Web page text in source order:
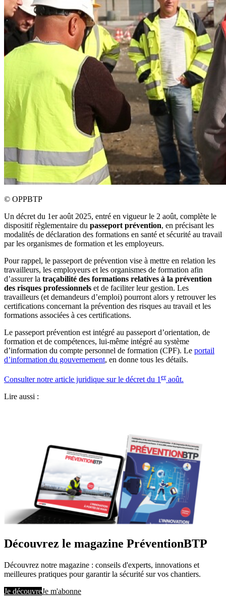
© OPPBTP
Un décret du 1er août 2025, entré en vigueur le 2 août, complète le
dispositif règlementaire du passeport prévention, en précisant les
modalités de déclaration des formations en santé et sécurité au travail
par les organismes de formation et les employeurs.
Pour rappel, le passeport de prévention vise à mettre en relation les
travailleurs, les employeurs et les organismes de formation afin
d’assurer la traçabilité des formations relatives à la prévention
des risques professionnels et de faciliter leur gestion. Les
travailleurs (et demandeurs d’emploi) pourront alors y retrouver les
certifications concernant la prévention des risques au travail et les
formations associées à ces certifications.
Le passeport prévention est intégré au passeport d’orientation, de
formation et de compétences, lui-même intégré au système
d’information du compte personnel de formation (CPF). Le portail
d’information du gouvernement, en donne tous les détails.
Consulter notre article juridique sur le décret du 1 eraoût.
Lire aussi :
Découvrez le magazine PréventionBTP
Découvrez notre magazine : conseils d'experts, innovations et
meilleures pratiques pour garantir la sécurité sur vos chantiers.
Je découvreJe m'abonne